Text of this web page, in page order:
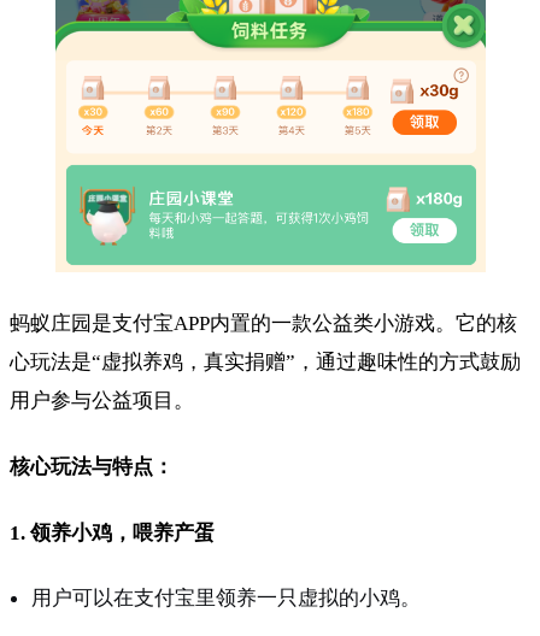
蚂蚁庄园是支付宝APP内置的一款公益类小游戏。它的核
心玩法是“虚拟养鸡，真实捐赠”，通过趣味性的方式鼓励
用户参与公益项目。
核心玩法与特点：
1. 领养小鸡，喂养产蛋
用户可以在支付宝里领养一只虚拟的小鸡。